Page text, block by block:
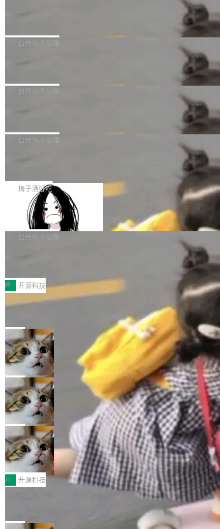
不得生成涉及安全性的关键变更，除非作者本身
36个月。 公告显示，本次宇树科技战略配售对
员工参与设立的专项资产管理计划。其中，Dee
获配9...
Bug fixes and enhancements 修复多次传递同
一个回归问题，该问题导致拉取镜像时会拒绝包
题，该问题可能导致在旧版 Linux 内核...
白开水不加糖
e 孵化器项目管理委员会（IPMC）投票中获得
P）！这一里程碑不仅标志着 Fluss 迈入新的发
白开水不加糖
长期停止内容更新，未能实现其作为“AI版维基百
提交的编辑请求也长期处于待处理状态。 Groki
pedia 于去年底上线，定位为由人工智能生成内
容的百科平台，被马斯克视为传统众包百科网站
维基百科的替代方案。Lawfare 调查发现，无论
热门页面还是低关注度页面，均未出现近期更
白开水不加糖
是这样的：配 MessageSource 的 Bean、写 R
eloadableResourceBundleMessageSource、
声明 LocaleResolver、注册 LocaleChangeInt
erceptor…五六步之后才能看到第一行翻译文
本。 Solon 换了个方式。整个 i18n 模块围绕三
梅子酒好吃
Apache Doris 4.1 全面增强 Iceberg：
支持 UPDATE、MERGE INTO 与 Iceb
erg V3
Apache Doris 4.1 要补齐的，正是缺失的那一
半。在已有查询能力的基础上，Doris 进一步支
常维护操作，并完整支持 Iceberg V3 格式。
白开水不加糖
村国家自主创新示范区会议中心开幕。本届大会
由中关村智联软件服务业质量创新联盟主办，以
“智构可信·质创未来——AI原生时代的质量新范
式”为主题，直面AI从实验室走向规模化产业落地
的核心质量命题。会上，《2026智能研发生产力
工具选型手册》发布，Testin云测的Testin XAge
nt智能测试系统入选AI测试领域代表产品。对CI
O而言，这提示了一个转变：AI测试正在从效率
工具升级为企业的质量基础设施。 CIO面对的新
现实 过去两年，CIO们的焦虑清单上多了两项：
一是如何让大模型和智能体应用安全地从PoC走
向生产，二是如何让测试团队跟得上AI应用...
开 开源科技
让非法状态不可表示：一篇关于 ADT
有一种东西，一旦用过就回不去了。Alex Fedos
eev 管它叫"软件设计的基石"。 他说的东西不新
鲜——代数数据类型（ADT），尤其是和类型
（sum type）。但他说清楚了一件事：这不是类
型系统的学术体操，是日常编码的思维方式。 文
章从一个简单的例子切入。一个网站的深色主题
设置，如果用布尔值 + 可空字段来表示——bool
ean 表示是否可切换，nullable 的默认模式、浅
色方案、深色方案——会产生大量无意义的组
合。方案缺了、配置冲突了、全 null 了。要知道
哪些组合有效，作者说，你得靠"文档、校验、或
者部落知识"。 换个写法。Rust 的 enum，两个
变体：Switchable...
局
Cloudflare 开源内部企业 AI 平台 Clou
dflare OS
Cloudflare 发布了一个开源项目 Cloudflare O
S。如果你只看官方博客，你会觉得这是又一
个"AI 知识库 + 聊天机器人"——每个大厂都在
做，没什么新鲜的。 但 Kenton Varda 在 Twitte
r 上把事情说清楚了： 今天我们发布了 Cloudfla
re OS，一个带连接器的聊天机器人，跟其他所
有科技公司做的一样。只不过，实际上它不一
样。这是 Sandstorm.io 的重制版，我十年前的
那个创业公司。不同的是，这次它构建在 Cloudf
lare Workers 上——我花了九年时间搭建的平台
——并且深度集成了 AI。这基本上是我十年秘密
局
Deno 团队开源 Celld，可自托管的分
布式 Durable Objects
Ryan Dahl 领导的 Deno 团队推出了最新开源项
目 Celld，一个能在自己机器上运行 Cloudflare
Workers 和 Durable Objects 的守护进程。 设
计思路很直接：每个对象是一个独立的 SQLite
数据库，按名称寻址，复制到你自己的 S3 兼容
存储库里。节点之间只通过这个存储库协调——
没有控制平面，没有共识协议。每个对象自带一
个小型数据库，应用天然按分片构建，单个数据
库的竞争和爆炸半径问题在设计层面就被消除
了。 闲置的 cell 会休眠到几乎不占资源。当 cel
局
鲁大师7月新机性能/流畅/AI榜：vivo夺
性能、流畅双第一，三星Galaxy Z系列
新折叠缺席
2026年7月的手机市场，由于存储等硬件成本暴
增，手机厂商的日子也不好过啊，新机速度明显
放缓，因此硝烟味淡了许多。新机参数规格除开
Fold8 / Z Flip8）外，其余要么是中低端机器，
例如iQOO Z11i、REDMI Note 17、REDMI No
开 开源科技
Zed 编辑器团队发布了新项目——DeltaDB，一
个在 git commit 之间记录每一次编辑操作的版